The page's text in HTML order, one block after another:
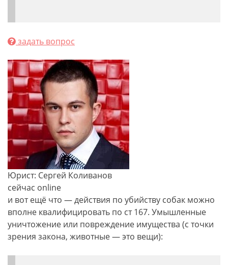
задать вопрос
Юрист: Сергей Коливанов
сейчас online
и вот ещё что — действия по убийству собак можно
вполне квалифицировать по ст 167. Умышленные
уничтожение или повреждение имущества (с точки
зрения закона, животные — это вещи):